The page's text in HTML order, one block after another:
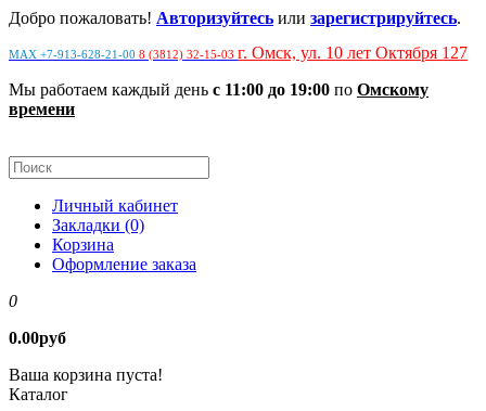
Добро пожаловать! Авторизуйтесь или зарегистрируйтесь.
MAX +7-913-628-21-00 8 (3812) 32-15-03 г. Омск, ул. 10 лет Октября 127
Мы работаем каждый день с 11:00 до 19:00 по Омскому
времени
Личный кабинет
Закладки (0)
Корзина
Оформление заказа
0
0.00руб
Ваша корзина пуста!
Каталог